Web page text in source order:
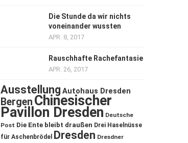
Die Stunde da wir nichts
voneinander wussten
APR. 8, 2017
Rauschhafte Rachefantasie
APR. 26, 2017
Ausstellung Autohaus Dresden
Bergen Chinesischer
Pavillon Dresden Deutsche
Post Die Ente bleibt draußen Drei Haselnüsse
für Aschenbrödel
Dresden Dresdner